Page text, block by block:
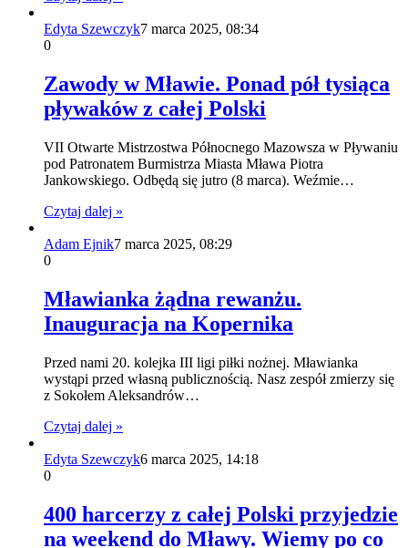
Edyta Szewczyk7 marca 2025, 08:34
0
Zawody w Mławie. Ponad pół tysiąca
pływaków z całej Polski
VII Otwarte Mistrzostwa Północnego Mazowsza w Pływaniu
pod Patronatem Burmistrza Miasta Mława Piotra
Jankowskiego. Odbędą się jutro (8 marca). Weźmie…
Czytaj dalej »
Adam Ejnik7 marca 2025, 08:29
0
Mławianka żądna rewanżu.
Inauguracja na Kopernika
Przed nami 20. kolejka III ligi piłki nożnej. Mławianka
wystąpi przed własną publicznością. Nasz zespół zmierzy się
z Sokołem Aleksandrów…
Czytaj dalej »
Edyta Szewczyk6 marca 2025, 14:18
0
400 harcerzy z całej Polski przyjedzie
na weekend do Mławy. Wiemy po co